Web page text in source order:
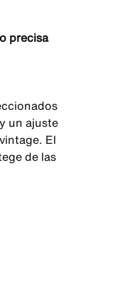
precisa
un ajuste
El
de las